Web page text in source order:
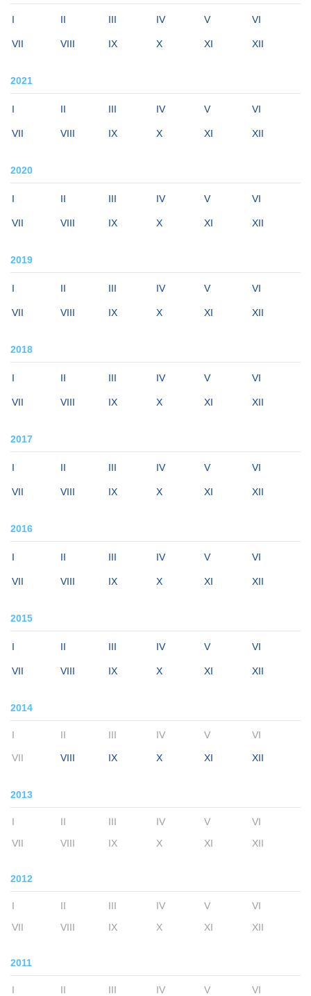
I II III IV V VI
VII VIII IX X XI XII
2021
I II III IV V VI
VII VIII IX X XI XII
2020
I II III IV V VI
VII VIII IX X XI XII
2019
I II III IV V VI
VII VIII IX X XI XII
2018
I II III IV V VI
VII VIII IX X XI XII
2017
I II III IV V VI
VII VIII IX X XI XII
2016
I II III IV V VI
VII VIII IX X XI XII
2015
I II III IV V VI
VII VIII IX X XI XII
2014
I II III IV V VI
VII VIII IX X XI XII
2013
I II III IV V
VI
VII
VIII IX X XI XII
2012
I II III IV V
VI
VII
VIII IX X XI XII
2011
I II III IV V
VI